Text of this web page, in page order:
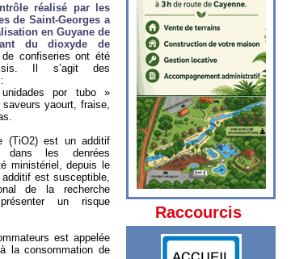
réalisé par les
de Saint-Georges a
en Guyane de
du dioxyde de
confiseries ont été
Il s’agit des
por tubo »
yaourt, fraise,
(TiO2) est un additif
dans les denrées
ministériel, depuis le
est susceptible,
de la recherche
un risque
est appelée
la consommation de
Raccourcis